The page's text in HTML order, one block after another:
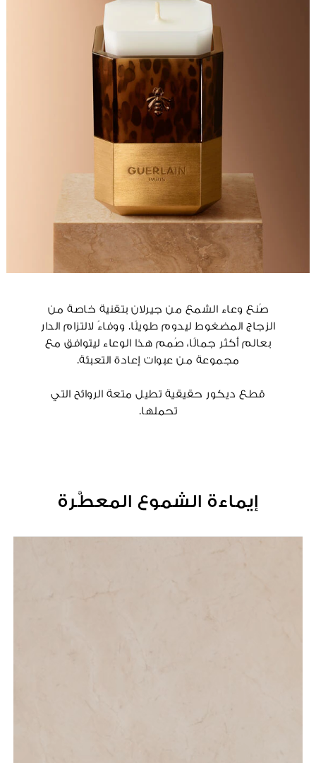
صُنع وعاء الشمع من جيرلان بتقنية خاصة من
الزجاج المضغوط ليدوم طويلًا. ووفاءً لالتزام الدار
بعالم أكثر جمالًا، صُمم هذا الوعاء ليتوافق مع
مجموعة من عبوات إعادة التعبئة.
قطع ديكور حقيقية تطيل متعة الروائح التي
تحملها.
إيماءة الشموع المعطَّرة